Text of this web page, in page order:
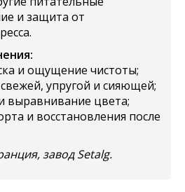
и защита от
и ощущение чистоты;
упругой и сияющей;
выравнивание цвета;
и восстановления после
завод Setalg.